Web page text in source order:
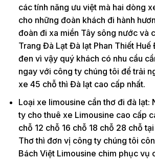
các tính năng ưu việt mà hai dòng
cho những đoàn khách đi hành
đoàn đi xa miền Tây sông nước và
Trang Đà Lạt Đà lạt Phan Thiết Huế
đen vì vậy quý khách có nhu cầu
ngay với công ty chúng tôi để trải
xe 45 chỗ thì Đà lạt cao cấp nhất.
Loại xe limousine cần thơ đi đà lạt:
ty cho thuê xe Limousine cao cấp
chỗ 12 chỗ 16 chỗ 18 chỗ 28 chỗ
Thơ thì đơn vị công ty chúng tôi
Bách Việt Limousine chim phục vụ